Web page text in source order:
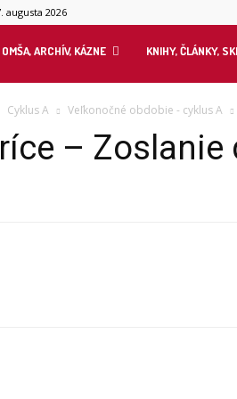
augusta 2026
OMŠA, ARCHÍV, KÁZNE KNIHY, ČLÁNKY,
Cyklus A Veľkonočné obdobie - cyklus A
– Zoslanie